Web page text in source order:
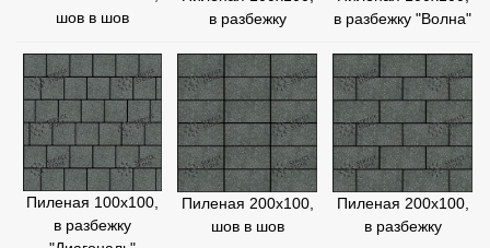
шов в шов
в разбежку
в разбежку "Волна"
Пиленая 100х100,
в разбежку
Пиленая 200х100,
шов в шов
Пиленая 200х100,
в разбежку